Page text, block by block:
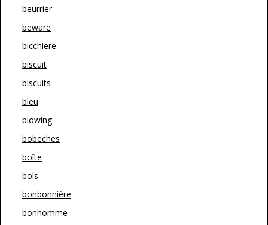
beurrier
beware
bicchiere
biscuit
biscuits
bleu
blowing
bobeches
boîte
bols
bonbonnière
bonhomme